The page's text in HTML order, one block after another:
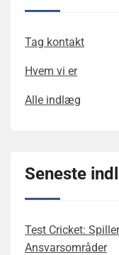
Tag kontakt
Hvem vi er
Alle indlæg
Seneste
Test Cricket:
Ansvarsområder